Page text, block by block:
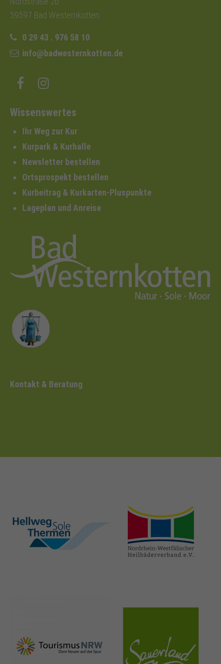
59597 Bad Westernkotten
0 29 43 . 976 58 10
info@badwesternkotten.de
Wissenswertes
Ihr Weg zur Kur
Kurpark & Kurhalle
Newsletter bestellen
Ortsprospekt bestellen
Kurbeitrag & Kurkarten-Pluspunkte
Lageplan und Anreise
Kontakt & Beratung
hellweg-sole-
thermen.de
heilbaeder.de
nrw-
tourismus.de
sauerland.co
m